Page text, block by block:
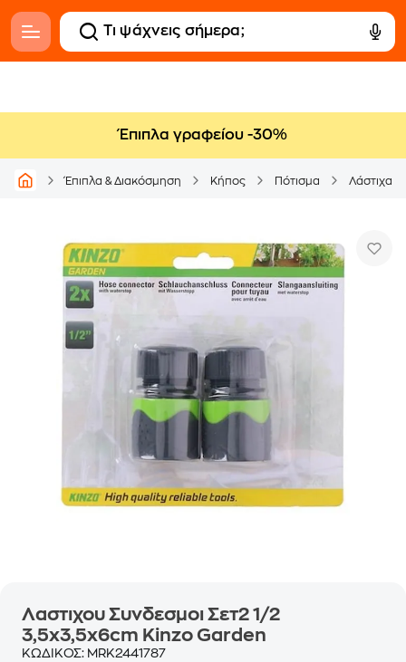
Έπιπλα γραφείου -30%
Έπιπλα & Διακόσμηση Κήπος Πότισμα Λάστιχα
Λαστιχου Συνδεσμοι Σετ2 1/2
3,5x3,5x6cm Kinzo Garden
ΚΩΔΙΚΟΣ: MRK2441787